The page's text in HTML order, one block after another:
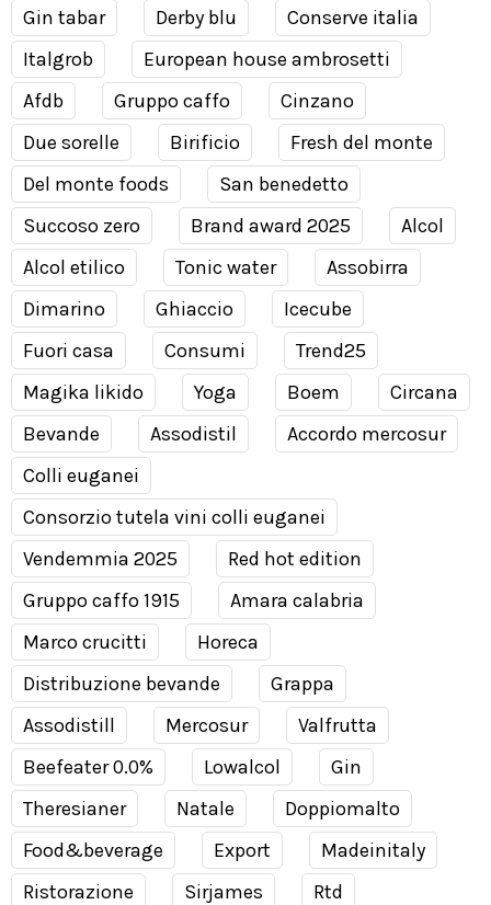
Gin tabar
Derby blu
Conserve italia
Italgrob
European house ambrosetti
Afdb
Gruppo caffo
Cinzano
Due sorelle
Birificio
Fresh del monte
Del monte foods
San benedetto
Succoso zero
Brand award 2025
Alcol
Alcol etilico
Tonic water
Assobirra
Dimarino
Ghiaccio
Icecube
Fuori casa
Consumi
Trend25
Magika likido
Yoga Boem
Circana
Bevande
Assodistil
Accordo mercosur
Colli euganei
Consorzio tutela vini colli euganei
Vendemmia 2025
Red hot edition
Gruppo caffo 1915
Amara calabria
Marco crucitti
Horeca
Distribuzione bevande
Grappa
Assodistill
Mercosur
Valfrutta
Beefeater 0.0%
Lowalcol
Gin
Theresianer
Natale
Doppiomalto
Food&beverage
Export
Madeinitaly
Ristorazione
Sirjames
Rtd